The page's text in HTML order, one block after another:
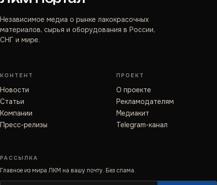
Независимое медиа о рынке лакокрасочных
материалов, сырья и оборудования в России,
СНГ и мире.
КОНТЕНТ
Новости
Статьи
Компании
Пресс-релизы
ПРОЕКТ
О проекте
Рекламодателям
Медиакит
Telegram-канал
РАССЫЛКА
Главное из мира ЛКМ на вашу почту. Без спама.